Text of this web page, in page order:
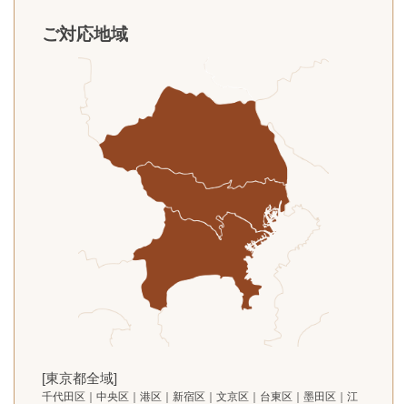
ご対応地域
[東京都全域]
千代田区｜中央区｜港区｜新宿区｜文京区｜台東区｜墨田区｜江